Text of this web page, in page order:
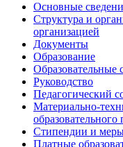
Основные
Структура и
организацией
Документы
Образование
Образовательные
Руководство
Педагогический
Материально-
образовательного
Стипендии и
Платные